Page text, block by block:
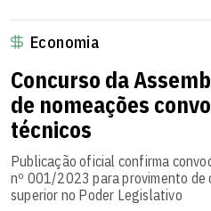
Economia
Concurso da
de nomeações
técnicos
Publicação oficial confirma
nº 001/2023 para provimento de
superior no Poder Legislativo